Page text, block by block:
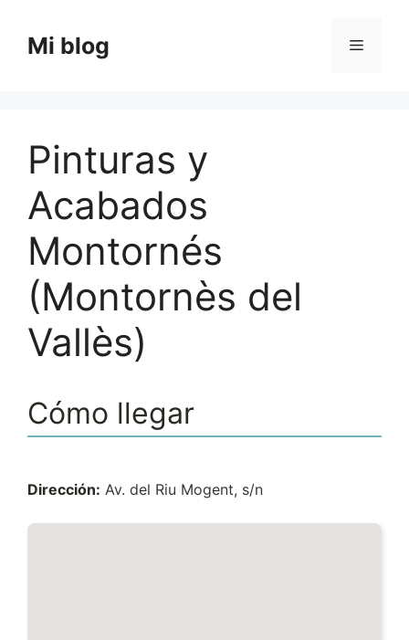
contenido
Mi blog Menú
Pinturas y
Acabados
Montornés
(Montornès del
Vallès)
Cómo llegar
Dirección: Av. del Riu Mogent, s/n